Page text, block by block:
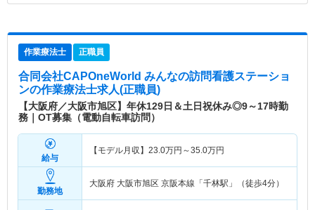
作業療法士 正職員
合同会社CAPOneWorld みんなの訪問看護ステーショ
ンの作業療法士求人(正職員)
【大阪府／大阪市旭区】年休129日＆土日祝休み◎9～17時勤
務｜OT募集（電動自転車訪問）
給与
【モデル月収】 23.0万円～35.0万円
勤務地
大阪府 大阪市旭区 京阪本線「千林駅」（徒歩4分）